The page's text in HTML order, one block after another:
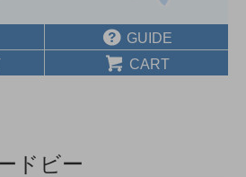
GUIDE
CART
ドビー